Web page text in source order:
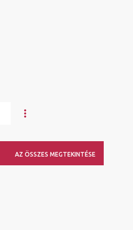
AZ ÖSSZES MEGTEKINTÉSE